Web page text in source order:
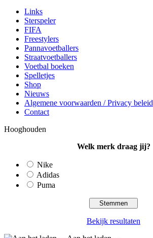
Links
Sterspeler
FIFA
Freestylers
Pannavoetballers
Straatvoetballers
Voetbal boeken
Spelletjes
Shop
Nieuws
Algemene voorwaarden / Privacy beleid
Contact
Hooghouden
Welk merk draag jij?
Nike
Adidas
Puma
Bekijk resultaten